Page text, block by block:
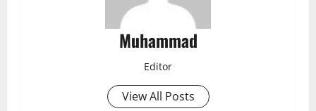
Muhammad
Editor
View All Posts